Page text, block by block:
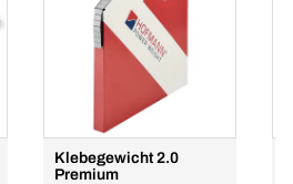
Klebegewicht 2.0
Premium